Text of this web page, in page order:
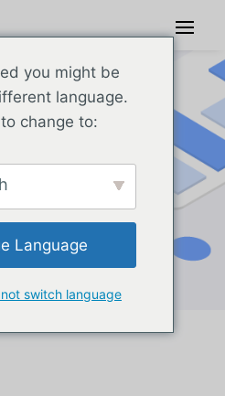
you might be
language.
change to:
Language
switch language